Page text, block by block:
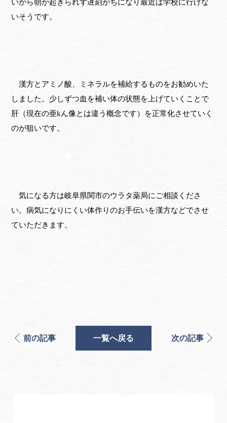
いから朝が起きられず遅刻がちになり最近は学校に行けな
いそうです。
漢方とアミノ酸、ミネラルを補給するものをお勧めいた
しました。少しずつ血を補い体の状態を上げていくことで
肝（現在の亜kん像とは違う概念です）を正常化させていく
のが狙いです。
気になる方は岐阜県関市のウラタ薬局にご相談くださ
い。病気になりにくい体作りのお手伝いを漢方などでさせ
ていただきます。
前の記事 一覧へ戻る 次の記事